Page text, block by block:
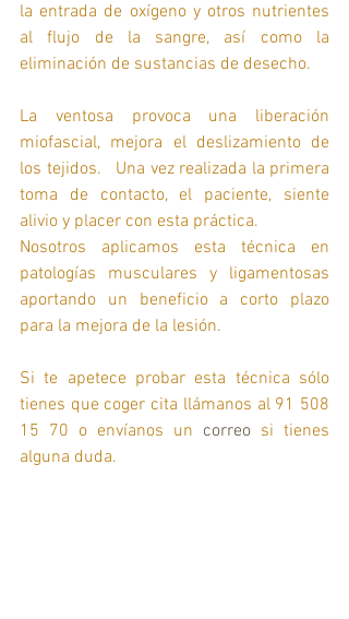
la entrada de oxígeno y otros nutrientes
al flujo de la sangre, así como la
eliminación de sustancias de desecho.
La ventosa provoca una liberación
miofascial, mejora el deslizamiento de
los tejidos.   Una vez realizada la primera
toma de contacto, el paciente, siente
alivio y placer con esta práctica.
Nosotros aplicamos esta técnica en
patologías musculares y ligamentosas
aportando un beneficio a corto plazo
para la mejora de la lesión.
Si te apetece probar esta técnica sólo
tienes que coger cita llámanos al 91 508
15 70 o envíanos un correo si tienes
alguna duda.